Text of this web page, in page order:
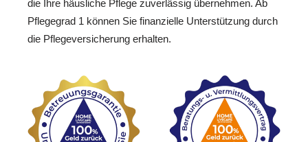
die Ihre häusliche Pflege zuverlässig übernehmen. Ab
Pflegegrad 1 können Sie finanzielle Unterstützung durch
die Pflegeversicherung erhalten.